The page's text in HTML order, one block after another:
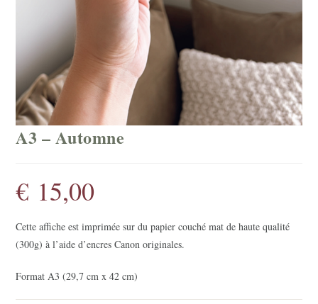
A3 – Automne
€ 15,00
Cette affiche est imprimée sur du papier couché mat de haute qualité
(300g) à l’aide d’encres Canon originales.
Format A3 (29,7 cm x 42 cm)